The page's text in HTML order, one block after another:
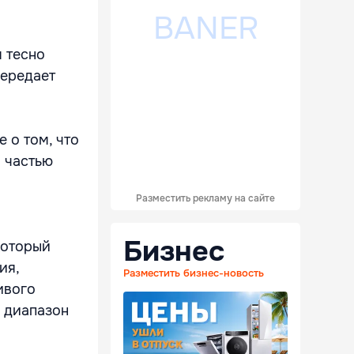
тесно
о том, что
частью
Разместить рекламу на сайте
Бизнес
Разместить бизнес-новость